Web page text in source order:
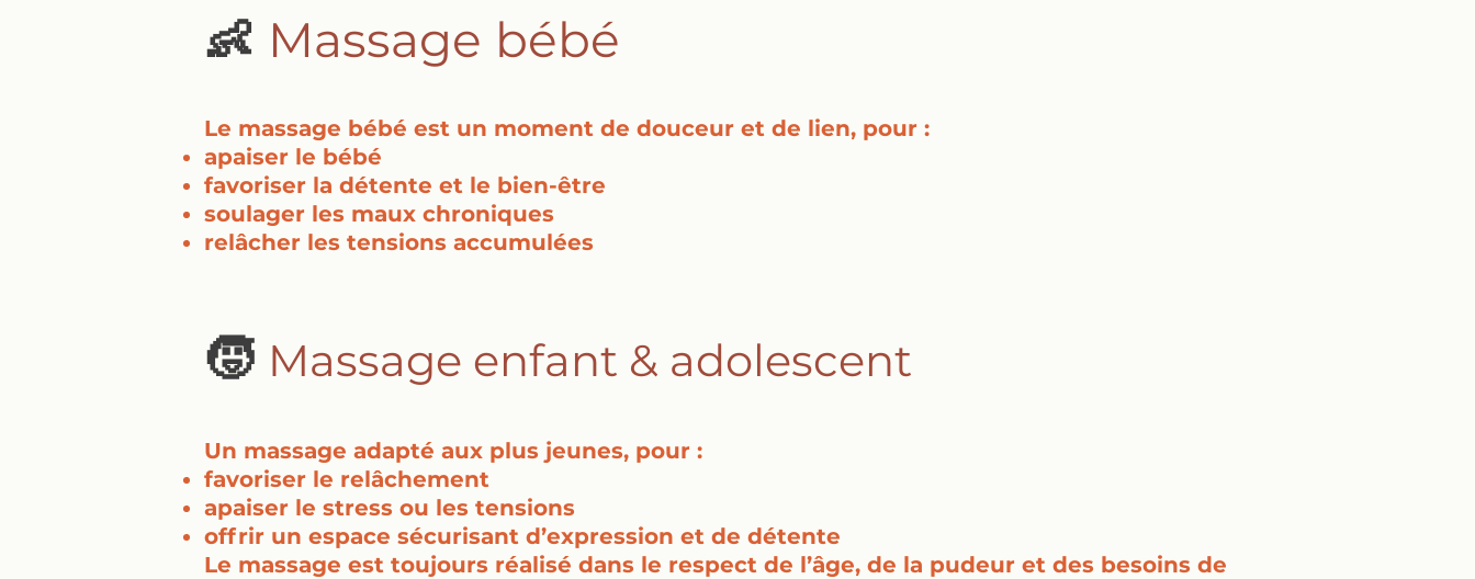
👶 Massage bébé
Le massage bébé est un moment de douceur et de lien, pour :
apaiser le bébé
favoriser la détente et le bien-être
soulager les maux chroniques
relâcher les tensions accumulées
🧒 Massage enfant & adolescent
Un massage adapté aux plus jeunes, pour :
favoriser le relâchement
apaiser le stress ou les tensions
offrir un espace sécurisant d’expression et de détente
Le massage est toujours réalisé dans le respect de l’âge, de la pudeur et des besoins de